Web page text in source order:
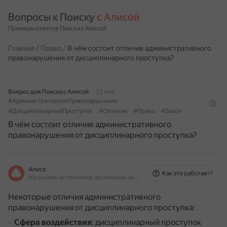
Вопросы к Поиску с Алисой
Примеры ответов Поиска с Алисой
Главная / Право / В чём состоит отличие административного
правонарушения от дисциплинарного проступка?
Вопрос для Поиска с Алисой
23 мая
#АдминистративноеПравонарушение
#ДисциплинарныйПроступок
#Отличие #Право #Закон
В чём состоит отличие административного
правонарушения от дисциплинарного проступка?
Алиса
На основе источников, возможны неточности
Как это работает?
Некоторые отличия административного
правонарушения от дисциплинарного проступка:
Сфера воздействия: дисциплинарный проступок